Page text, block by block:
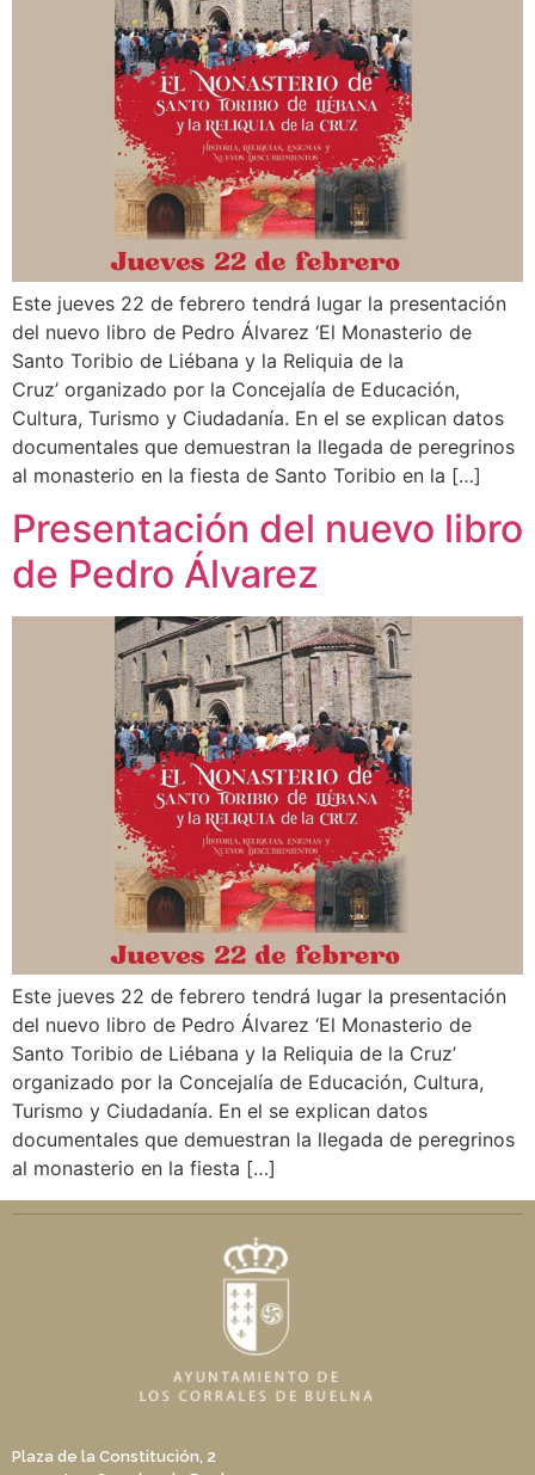
Este jueves 22 de febrero tendrá lugar la presentación
del nuevo libro de Pedro Álvarez ‘El Monasterio de
Santo Toribio de Liébana y la Reliquia de la
Cruz’ organizado por la Concejalía de Educación,
Cultura, Turismo y Ciudadanía. En el se explican datos
documentales que demuestran la llegada de peregrinos
al monasterio en la fiesta de Santo Toribio en la […]
Presentación del nuevo libro
de Pedro Álvarez
Este jueves 22 de febrero tendrá lugar la presentación
del nuevo libro de Pedro Álvarez ‘El Monasterio de
Santo Toribio de Liébana y la Reliquia de la Cruz’
organizado por la Concejalía de Educación, Cultura,
Turismo y Ciudadanía. En el se explican datos
documentales que demuestran la llegada de peregrinos
al monasterio en la fiesta […]
Plaza de la Constitución, 2